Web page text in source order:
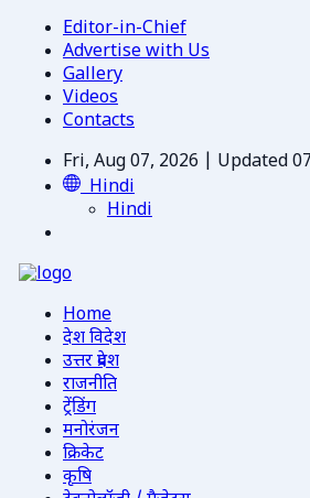
Editor-in-Chief
Advertise with Us
Gallery
Videos
Contacts
Fri, Aug 07, 2026 | Updated
Hindi
Hindi
Home
देश विदेश
उत्तर प्रदेश
राजनीति
ट्रेंडिंग
मनोरंजन
क्रिकेट
कृषि